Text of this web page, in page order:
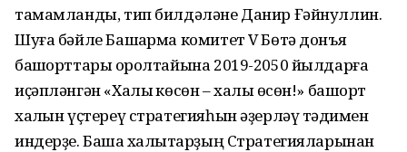
тамамланды, тип билдәләне Данир Ғәйнуллин.
Шуға бәйле Башҡарма комитет V Бөтә донъя
башҡорттары ҡоролтайына 2019-2050 йылдарға
иҫәпләнгән «Халыҡ көсөн – халыҡ өсөн!» башҡорт
халҡын үҫтереү стратегияһын әҙерләү тәҡдимен
индерҙе. Башҡа халыҡтарҙың Стратегияларынан